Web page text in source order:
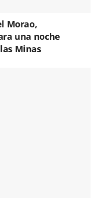
Morao,
una noche
Minas